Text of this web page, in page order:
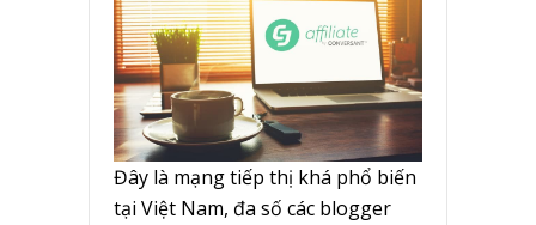
Đây là mạng tiếp thị khá phổ biến
tại Việt Nam, đa số các blogger